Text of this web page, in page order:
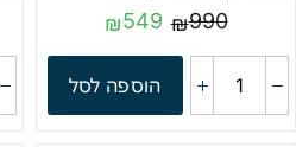
₪990
₪549
הוספה לסל